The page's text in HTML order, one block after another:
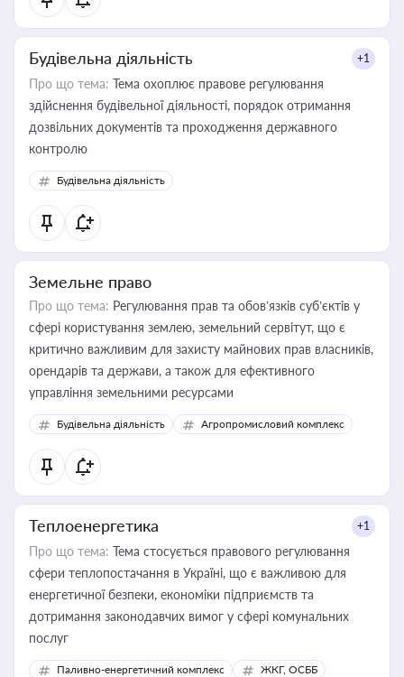
Будівельна діяльність +1
Про що тема: Тема охоплює правове регулювання
здійснення будівельної діяльності, порядок отримання
дозвільних документів та проходження державного
контролю
Будівельна діяльність
Земельне право
Про що тема: Регулювання прав та обов’язків суб’єктів у
сфері користування землею, земельний сервітут, що є
критично важливим для захисту майнових прав власників,
орендарів та держави, а також для ефективного
управління земельними ресурсами
Будівельна діяльність Агропромисловий комплекс
Теплоенергетика +1
Про що тема: Тема стосується правового регулювання
сфери теплопостачання в Україні, що є важливою для
енергетичної безпеки, економіки підприємств та
дотримання законодавчих вимог у сфері комунальних
послуг
Паливно-енергетичний комплекс ЖКГ, ОСББ